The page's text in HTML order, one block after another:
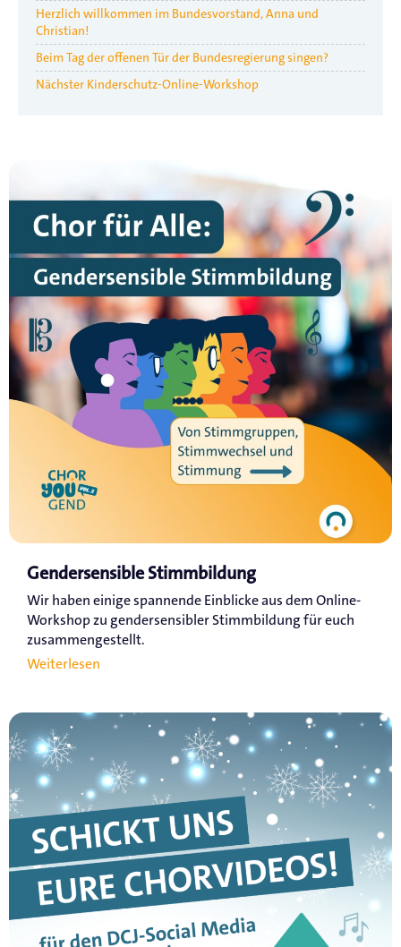
Herzlich willkommen im Bundesvorstand, Anna und
Christian!
Beim Tag der offenen Tür der Bundesregierung singen?
Nächster Kinderschutz-Online-Workshop
Gendersensible Stimmbildung
Wir haben einige spannende Einblicke aus dem Online-
Workshop zu gendersensibler Stimmbildung für euch
zusammengestellt.
Weiterlesen